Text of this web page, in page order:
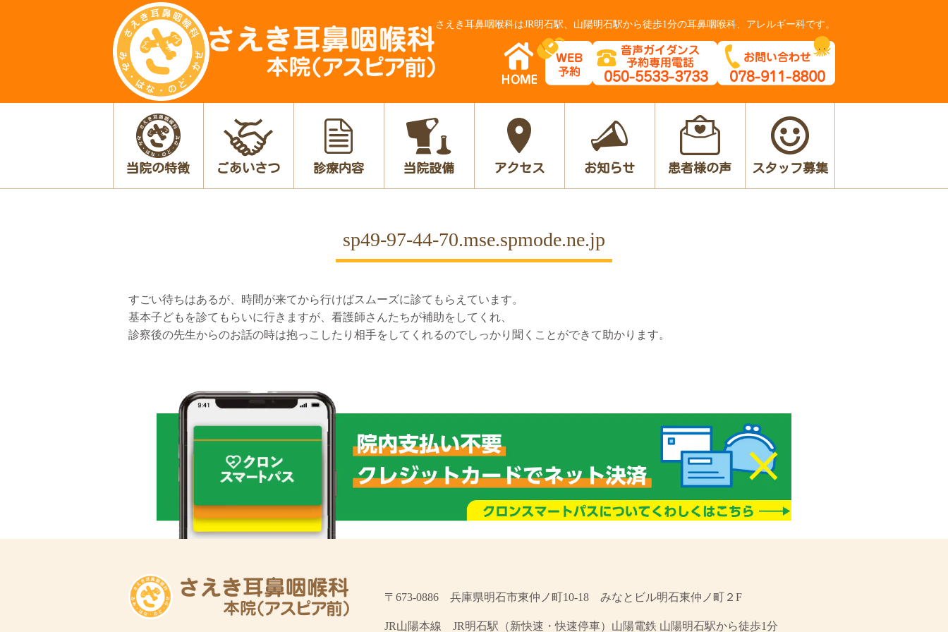
さえき耳鼻咽喉科はJR明石駅、山陽明石駅から徒歩1分の耳鼻咽喉科、アレルギー科です。
当院の特徴 ごあいさつ 診療内容 当院設備 アクセス お知らせ 患者様の声 スタッフ募集
sp49-97-44-70.mse.spmode.ne.jp
すごい待ちはあるが、時間が来てから行けばスムーズに診てもらえています。
基本子どもを診てもらいに行きますが、看護師さんたちが補助をしてくれ、
診察後の先生からのお話の時は抱っこしたり相手をしてくれるのでしっかり聞くことができて助かります。
〒673-0886 兵庫県明石市東仲ノ町10-18 みなとビル明石東仲ノ町２F
JR山陽本線 JR明石駅（新快速・快速停車）山陽電鉄 山陽明石駅から徒歩1分